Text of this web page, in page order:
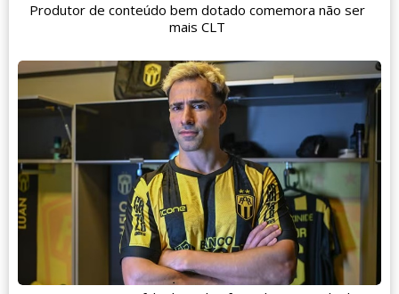
Produtor de conteúdo bem dotado comemora não ser
mais CLT